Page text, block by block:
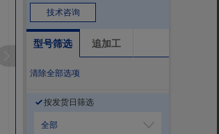
电源 G3系列双路输出开
技术咨询
型号筛选 追加工
清除全部选项
按发货日筛选
全部